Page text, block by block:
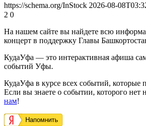
https://schema.org/InStock 2026-08-
2 0
На нашем сайте вы найдете всю
концерт в поддержку Главы
КудаУфа — это интерактивная афиша
событий Уфы.
КудаУфа в курсе всех событий, которые
Если вы знаете о событии, которого нет
нам!
Напомнить